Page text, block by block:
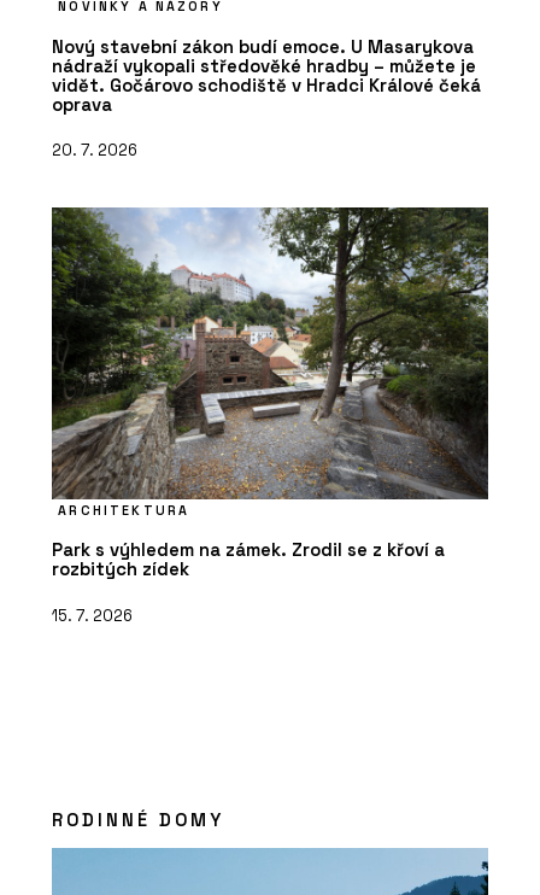
NOVINKY A NÁZORY
Nový stavební zákon budí emoce. U Masarykova
nádraží vykopali středověké hradby – můžete je
vidět. Gočárovo schodiště v Hradci Králové čeká
oprava
20. 7. 2026
ARCHITEKTURA
Park s výhledem na zámek. Zrodil se z křoví a
rozbitých zídek
15. 7. 2026
RODINNÉ DOMY